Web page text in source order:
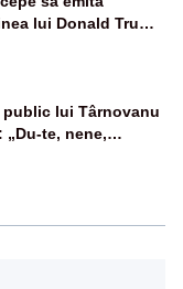
lui Donald Trump
lui Târnovanu
„Du-te, nene,